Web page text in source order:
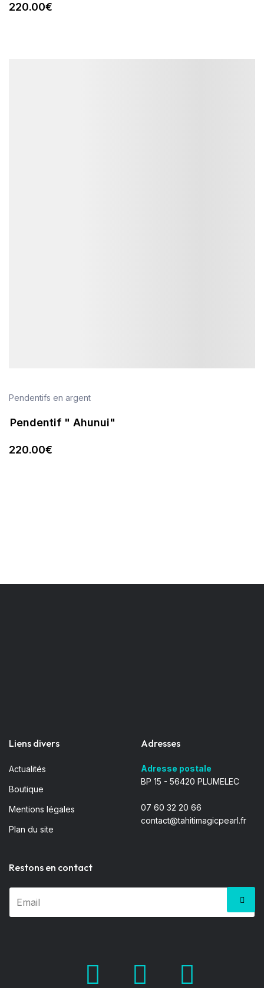
220.00€
Pendentifs en argent
Pendentif " Ahunui"
220.00€
Liens divers
Actualités
Boutique
Mentions légales
Plan du site
Adresses
Adresse postale
BP 15 - 56420 PLUMELEC
07 60 32 20 66
contact@tahitimagicpearl.fr
Restons en contact